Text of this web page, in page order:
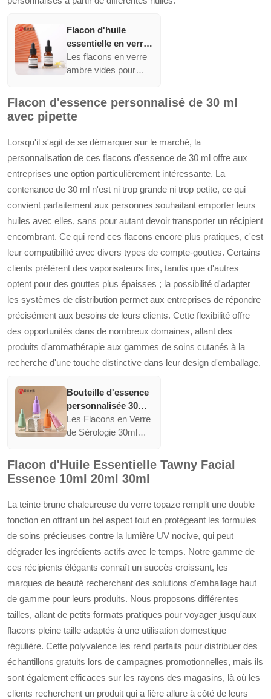
Flacon d'huile
essentielle en verre
ambre de 10 ml, 15
ml, 20 ml, 30 ml avec
Les flacons en verre
ambre vides pour
sérums visage
proposent différents
styles et volumes
pour répondre aux
besoins cosmétiques
et thérapeutiques. Ils
sont équipés de
pipettes pour un
dosage précis, idéal
pertes et maximiser
la durée de vie du
produit.
Flacon d'essence personnalisé de 30 ml
avec pipette
Lorsqu'il s'agit de se démarquer sur le marché, la
personnalisation de ces flacons d'essence de 30 ml offre aux
entreprises une option particulièrement intéressante. La
contenance de 30 ml n'est ni trop grande ni trop petite, ce qui
convient parfaitement aux personnes souhaitant emporter leurs
huiles avec elles, sans pour autant devoir transporter un récipient
encombrant. Ce qui rend ces flacons encore plus pratiques, c'est
leur compatibilité avec divers types de compte-gouttes. Certains
clients préfèrent des vaporisateurs fins, tandis que d'autres
optent pour des gouttes plus épaisses ; la possibilité d'adapter
les systèmes de distribution permet aux entreprises de répondre
précisément aux besoins de leurs clients. Cette flexibilité offre
des opportunités dans de nombreux domaines, allant des
produits d'aromathérapie aux gammes de soins cutanés à la
recherche d'une touche distinctive dans leur design d'emballage.
Bouteille d'essence
personnalisée 30ml
avec goutteur
bouteille d'huile
épaule plate en
verre bouteille
d'emballage
cosmétique
Les Flacons en Verre
de Sérologie 30ml
pour des solutions de
branding dynamiques
et offrent des options
de personnalisation
combinent utilité
pratique et attrait
esthétique, répondant
efficacement aux
besoins personnels et
huiles essentielles.
Flacon d'Huile Essentielle Tawny Facial
Essence 10ml 20ml 30ml
La teinte brune chaleureuse du verre topaze remplit une double
fonction en offrant un bel aspect tout en protégeant les formules
de soins précieuses contre la lumière UV nocive, qui peut
dégrader les ingrédients actifs avec le temps. Notre gamme de
ces récipients élégants connaît un succès croissant, les
marques de beauté recherchant des solutions d'emballage haut
de gamme pour leurs produits. Nous proposons différentes
tailles, allant de petits formats pratiques pour voyager jusqu'aux
flacons pleine taille adaptés à une utilisation domestique
régulière. Cette polyvalence les rend parfaits pour distribuer des
échantillons gratuits lors de campagnes promotionnelles, mais ils
sont également efficaces sur les rayons des magasins, là où les
clients recherchent un produit qui a fière allure à côté de leurs